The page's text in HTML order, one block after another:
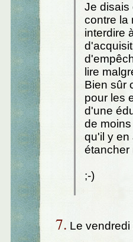
Je disais
contre la
interdire
lire
Bien sûr
pour les
d'une
de
qu'il y en
étancher
;-)
7. Le